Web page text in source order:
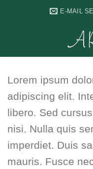
E-MAIL
Lorem ipsum
adipiscing elit.
libero. Sed
nisi. Nulla quis
imperdiet. Duis
mauris. Fusce